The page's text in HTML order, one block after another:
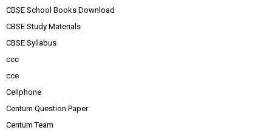
CBSE School Books Download
CBSE Study Materials
CBSE Syllabus
ccc
cce
Cellphone
Centum Question Paper
Centum Team